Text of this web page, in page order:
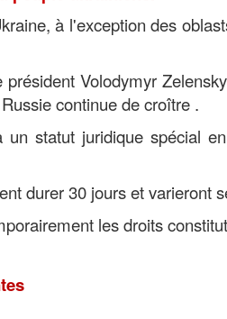
à l'exception des
Volodymyr
continue de croître .
statut juridique spécial
durer 30 jours et varieront
les droits